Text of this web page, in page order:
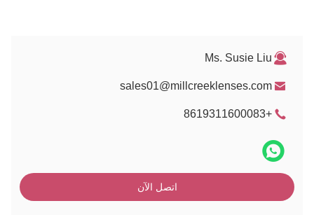
Ms. Susie Liu
sales01@millcreeklenses.com
+8619311600083
اتصل الآن